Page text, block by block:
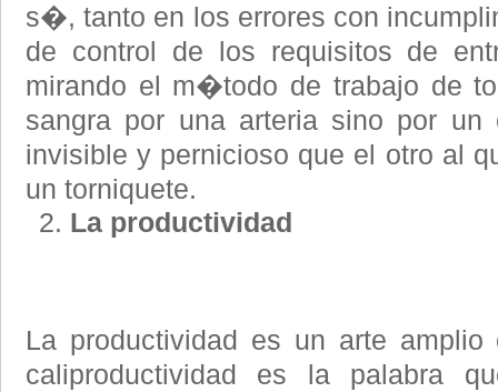
s�, tanto en los errores con
de control de los requisitos de
mirando el m�todo de trabajo de
sangra por una arteria sino por
invisible y pernicioso que el otro al
un torniquete.
La productividad
La productividad es un arte
caliproductividad es la palabra